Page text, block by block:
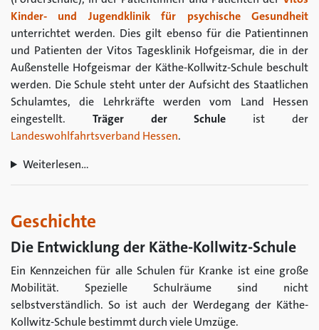
Kinder- und Jugendklinik für psychische Gesundheit
unterrichtet werden. Dies gilt ebenso für die Patientinnen
und Patienten der Vitos Tagesklinik Hofgeismar, die in der
Außenstelle Hofgeismar der Käthe-Kollwitz-Schule beschult
werden. Die Schule steht unter der Aufsicht des Staatlichen
Schulamtes, die Lehrkräfte werden vom Land Hessen
eingestellt. Träger der Schule ist der
Landeswohlfahrtsverband Hessen.
Weiterlesen…
Geschichte
Die Entwicklung der Käthe-Kollwitz-Schule
Ein Kennzeichen für alle Schulen für Kranke ist eine große
Mobilität. Spezielle Schulräume sind nicht
selbstverständlich. So ist auch der Werdegang der Käthe-
Kollwitz-Schule bestimmt durch viele Umzüge.